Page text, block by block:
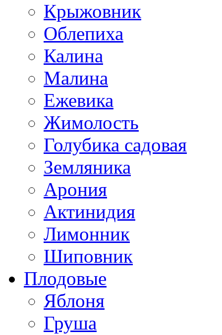
Крыжовник
Облепиха
Калина
Малина
Ежевика
Жимолость
Голубика садовая
Земляника
Арония
Актинидия
Лимонник
Шиповник
Плодовые
Яблоня
Груша